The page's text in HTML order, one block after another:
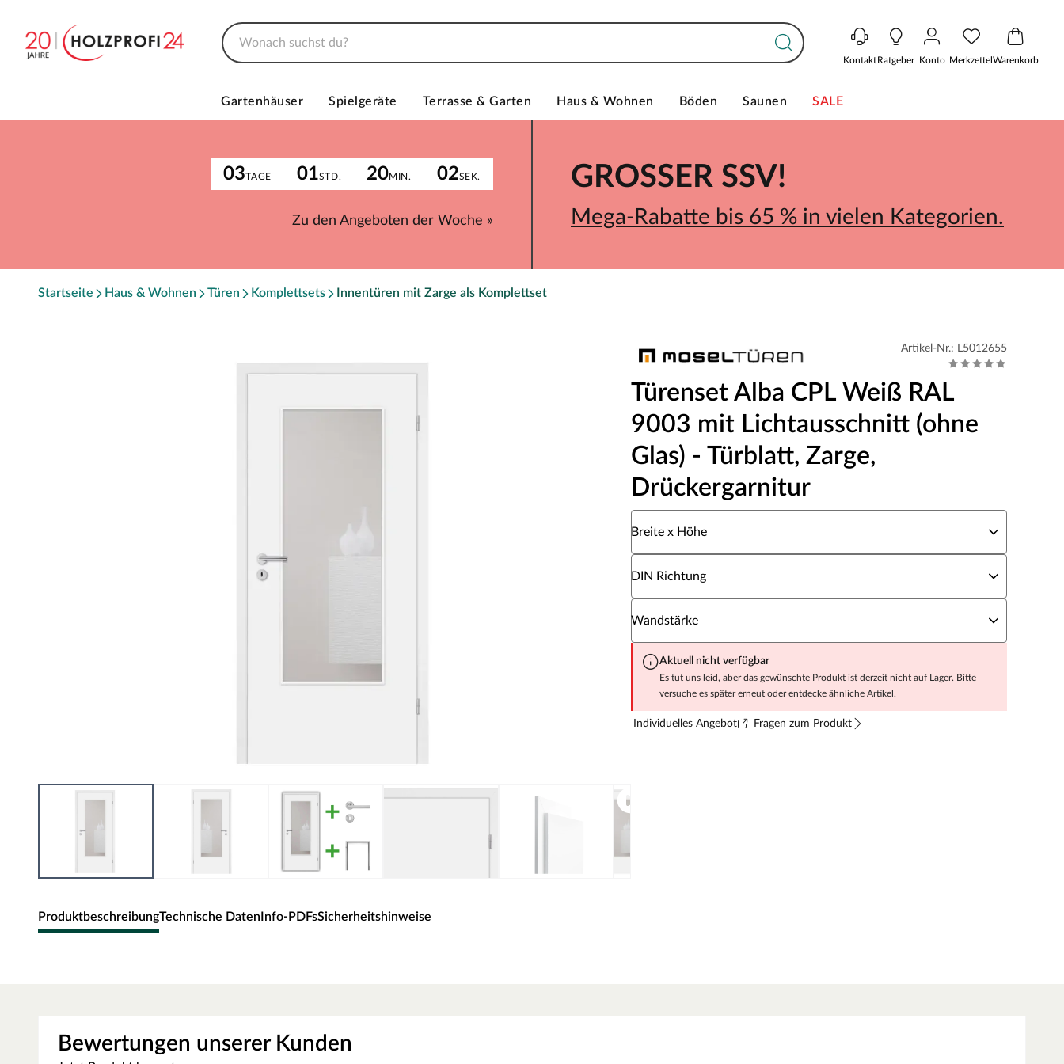
KontaktRatgeber Konto MerkzettelWarenkorb
Gartenhäuser Spielgeräte Terrasse & Garten Haus & Wohnen Böden Saunen SALE
03TAGE 01STD. 20MIN. 02SEK.
Zu den Angeboten der Woche »
GROSSER SSV!
Mega-Rabatte bis 65 % in vielen Kategorien.
Startseite Haus & Wohnen Türen Komplettsets Innentüren mit Zarge als Komplettset
ProduktbeschreibungTechnische DatenInfo-PDFsSicherheitshinweise
Die Tür besitzt eine Laminatoberfläche, auch CPL (Continious Pressure Laminate) genannt, die widerstandsfähig,
Artikel-Nr.: L5012655
Türenset Alba CPL Weiß RAL
9003 mit Lichtausschnitt (ohne
Glas) - Türblatt, Zarge,
Drückergarnitur
Breite x Höhe
DIN Richtung
Wandstärke
Aktuell nicht verfügbar
Es tut uns leid, aber das gewünschte Produkt ist derzeit nicht auf Lager. Bitte
versuche es später erneut oder entdecke ähnliche Artikel.
Individuelles Angebot Fragen zum Produkt
Bewertungen unserer Kunden